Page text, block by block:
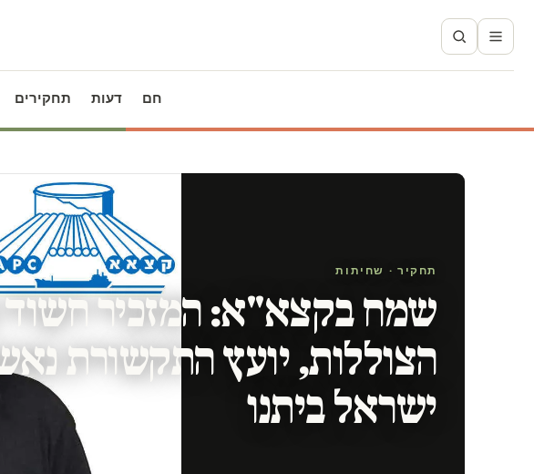
חם דעות תחקירים
תחקיר · שחיתות
שמח בקצא"א: המזכיר
הצוללות, יועץ התקשורת
ישראל ביתנו